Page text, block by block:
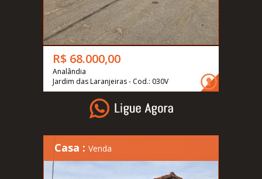
R$ 68.000,00
Analândia
Jardim das Laranjeiras - Cod.: 030V
Casa : Venda